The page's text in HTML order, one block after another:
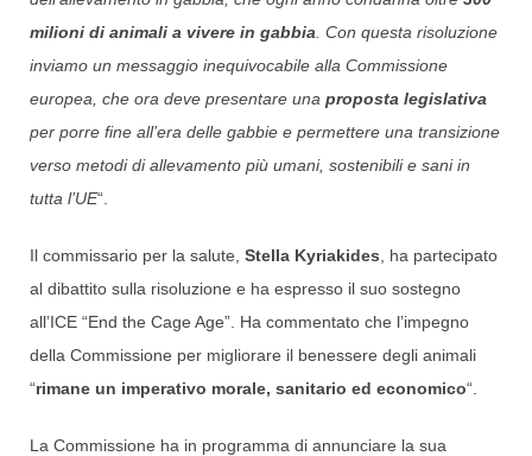
milioni di animali a vivere in gabbia . Con questa risoluzione
inviamo un messaggio inequivocabile alla Commissione
europea, che ora deve presentare una proposta legislativa
per porre fine all’era delle gabbie e permettere una transizione
verso metodi di allevamento più umani, sostenibili e sani in
tutta l’UE“.
Il commissario per la salute, Stella Kyriakides , ha partecipato
al dibattito sulla risoluzione e ha espresso il suo sostegno
all’ICE “End the Cage Age”. Ha commentato che l’impegno
della Commissione per migliorare il benessere degli animali
“rimane un imperativo morale, sanitario ed economico“.
La Commissione ha in programma di annunciare la sua